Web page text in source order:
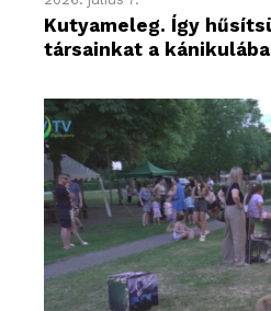
Kutyameleg. Így
társainkat a